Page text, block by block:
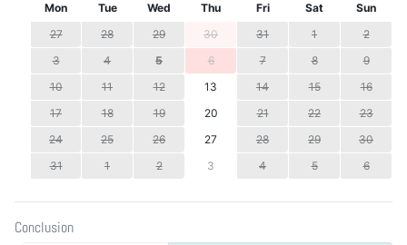
Mon
Tue Wed Thu Fri Sat
Sun
27
28 29 30 31 1
2
3
4 5 6 7 8
9
10
11 12 13 14 15
16
17
18 19 20 21 22
23
24
25 26 27 28 29
30
31
1 2 3 4 5 6
Conclusion